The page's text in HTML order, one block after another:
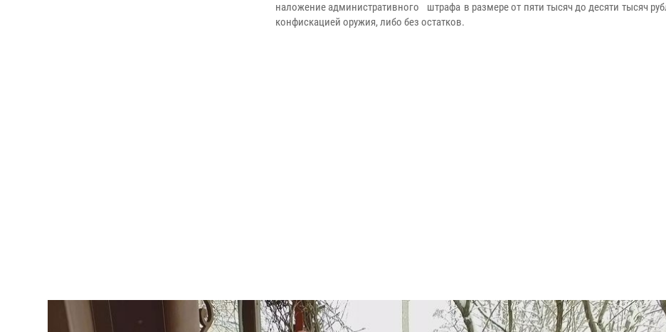
наложение административного штрафа в размере от пяти тысяч до десяти тысяч
конфискацией оружия, либо без остатков.